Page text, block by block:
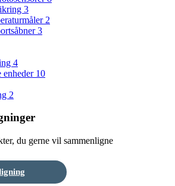
3
2
3
4
enheder 10
2
du gerne vil sammenligne